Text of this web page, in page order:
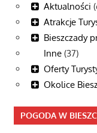
Aktualności
Atrakcje
Bieszczady
Inne (37)
Oferty
Okolice
POGODA W